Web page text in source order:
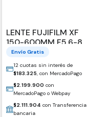
LENTE FUJIFILM XF
150-600MM F5.6-8
R LM OIS WR
Envío Gratis
12 cuotas sin interés de
$183.325, con MercadoPago
$2.199.900 con
MercadoPago o Webpay
$2.111.904 con Transferencia
bancaria